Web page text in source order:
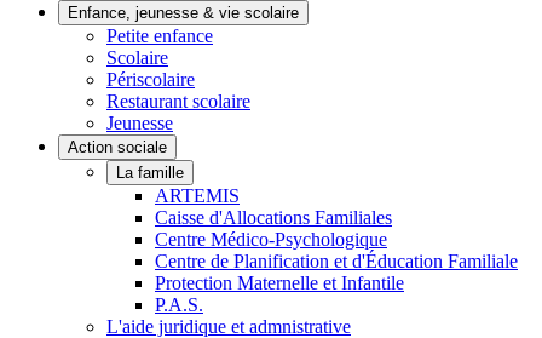
Enfance, jeunesse & vie scolaire
Petite enfance
Scolaire
Périscolaire
Restaurant scolaire
Jeunesse
Action sociale
La famille
ARTEMIS
Caisse d'Allocations Familiales
Centre Médico-Psychologique
Centre de Planification et d'Éducation Familiale
Protection Maternelle et Infantile
P.A.S.
L'aide juridique et admnistrative